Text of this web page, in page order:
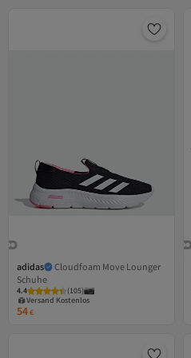
adidas
Cloudfoam Move Lounger
Schuhe
4.4 (105)
Versand Kostenlos
Gratis Versand
Versand Kostenlos
54€